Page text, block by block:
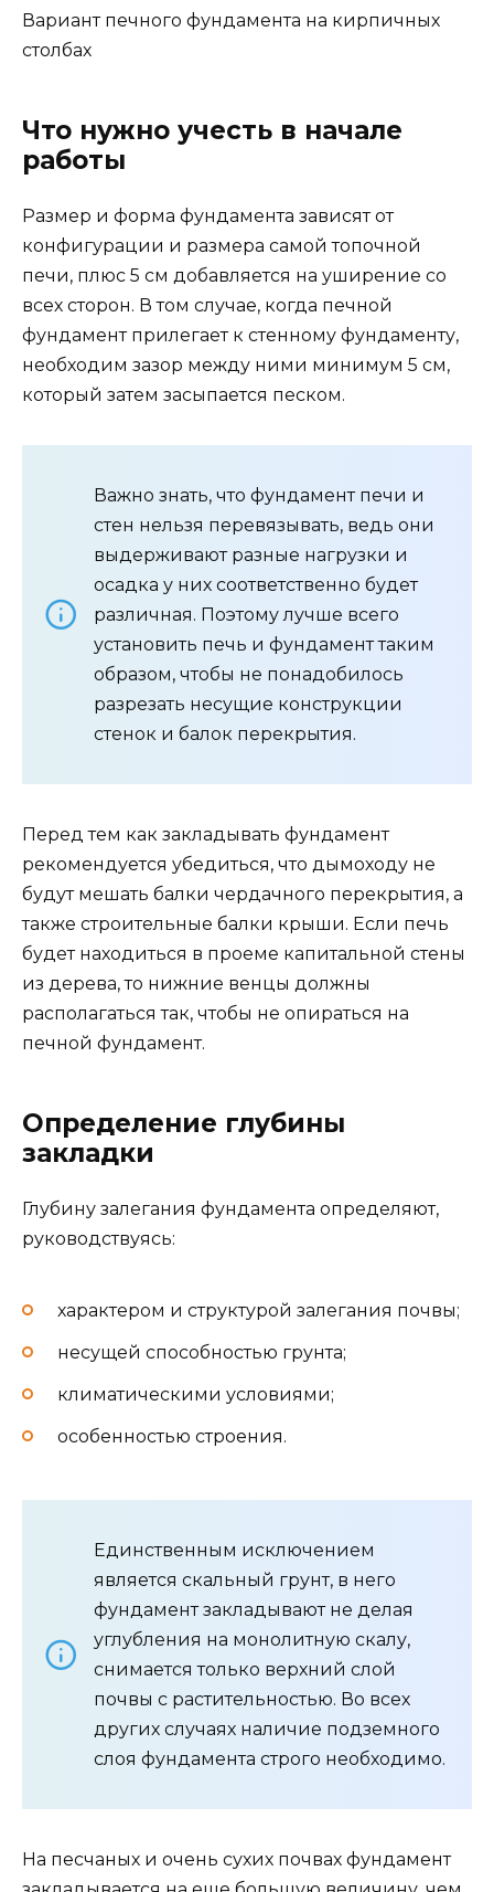
Вариант печного фундамента на кирпичных
столбах
Что нужно учесть в начале
работы
Размер и форма фундамента зависят от
конфигурации и размера самой топочной
печи, плюс 5 см добавляется на уширение со
всех сторон. В том случае, когда печной
фундамент прилегает к стенному фундаменту,
необходим зазор между ними минимум 5 см,
который затем засыпается песком.
Важно знать, что фундамент печи и
стен нельзя перевязывать, ведь они
выдерживают разные нагрузки и
осадка у них соответственно будет
различная. Поэтому лучше всего
установить печь и фундамент таким
образом, чтобы не понадобилось
разрезать несущие конструкции
стенок и балок перекрытия.
Перед тем как закладывать фундамент
рекомендуется убедиться, что дымоходу не
будут мешать балки чердачного перекрытия, а
также строительные балки крыши. Если печь
будет находиться в проеме капитальной стены
из дерева, то нижние венцы должны
располагаться так, чтобы не опираться на
печной фундамент.
Определение глубины
закладки
Глубину залегания фундамента определяют,
руководствуясь:
характером и структурой залегания почвы;
несущей способностью грунта;
климатическими условиями;
особенностью строения.
Единственным исключением
является скальный грунт, в него
фундамент закладывают не делая
углубления на монолитную скалу,
снимается только верхний слой
почвы с растительностью. Во всех
других случаях наличие подземного
слоя фундамента строго необходимо.
На песчаных и очень сухих почвах фундамент